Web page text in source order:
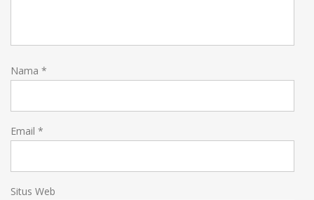
Nama *
Email *
Situs Web